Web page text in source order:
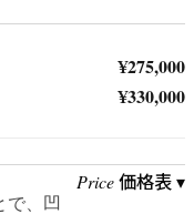
¥275,000
¥330,000
で、凹
Price価格表 ▾